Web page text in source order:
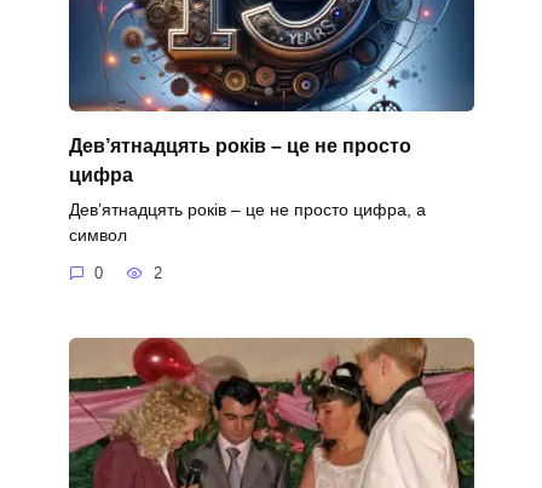
Дев’ятнадцять років – це не просто
цифра
Дев’ятнадцять років – це не просто цифра, а
символ
0 2